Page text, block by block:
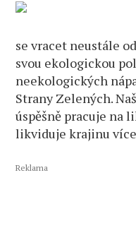
se vracet neustále
svou ekologickou
neekologických
Strany Zelených.
úspěšně pracuje na
likviduje krajinu
Reklama